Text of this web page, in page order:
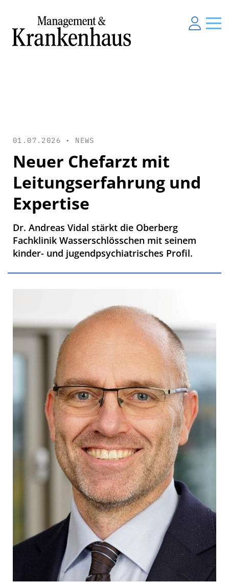
01.07.2026 • NEWS
Neuer Chefarzt mit
Leitungserfahrung und
Expertise
Dr. Andreas Vidal stärkt die Oberberg
Fachklinik Wasserschlösschen mit seinem
kinder- und jugendpsychiatrisches Profil.